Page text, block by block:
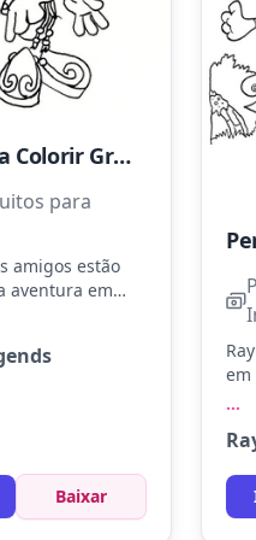
Página para Colorir Gratuita de Rayman Legends
para
amigos estão
aventura em
Baixar
em
...